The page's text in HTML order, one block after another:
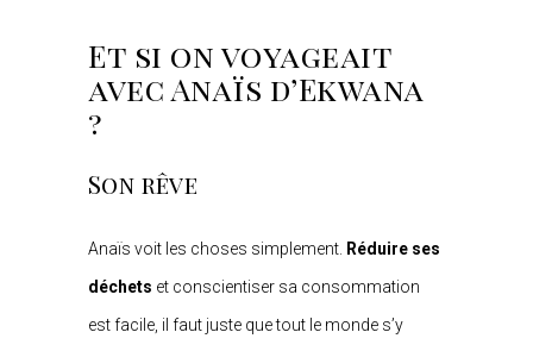
Et si on voyageait
avec Anaïs d’Ekwana
?
Son rêve
Anaïs voit les choses simplement. Réduire ses
déchets et conscientiser sa consommation
est facile, il faut juste que tout le monde s’y